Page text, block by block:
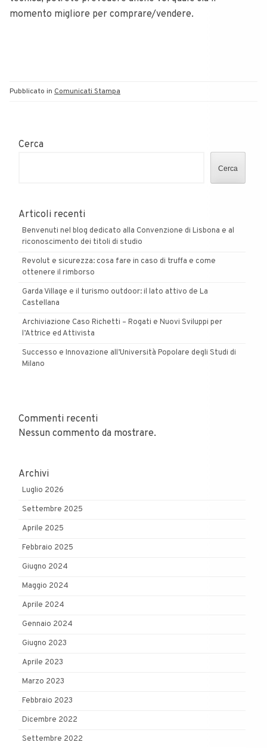
momento migliore per comprare/vendere.
Pubblicato in Comunicati Stampa
Cerca
Cerca
Articoli recenti
Benvenuti nel blog dedicato alla Convenzione di Lisbona e al
riconoscimento dei titoli di studio
Revolut e sicurezza: cosa fare in caso di truffa e come
ottenere il rimborso
Garda Village e il turismo outdoor: il lato attivo de La
Castellana
Archiviazione Caso Richetti – Rogati e Nuovi Sviluppi per
l’Attrice ed Attivista
Successo e Innovazione all’Università Popolare degli Studi di
Milano
Commenti recenti
Nessun commento da mostrare.
Archivi
Luglio 2026
Settembre 2025
Aprile 2025
Febbraio 2025
Giugno 2024
Maggio 2024
Aprile 2024
Gennaio 2024
Giugno 2023
Aprile 2023
Marzo 2023
Febbraio 2023
Dicembre 2022
Settembre 2022